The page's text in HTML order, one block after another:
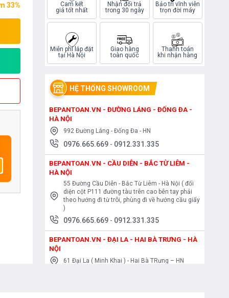
33%
Cam kết
giá tốt nhất
Nhận đổi trả
trong 30 ngày
Bảo trì vĩnh viễn
trọn đời máy
Miễn phí lắp đặt
tại Hà Nội
Giao hàng
toàn quốc
Thanh toán
khi nhận hàng
HỆ THỐNG SHOWROOM
BEPANTOAN.VN - ĐƯỜNG LÁNG - ĐỐNG ĐA -
HÀ NỘI
992 Đường Láng - Đống Đa - HN
0976.665.669 - 0912.331.335
BEPANTOAN.VN - CẦU DIỄN - BẮC TỪ LIÊM -
HÀ NỘI
55 Đường Cầu Diễn - Bắc Từ Liêm - Hà Nội ( đối
diện cột P111 đường tàu trên cao bên tay phải
theo hướng đi từ trôi, phùng đi về hướng cầu giấy
)
0976.665.669 - 0912.331.335
BEPANTOAN.VN - ĐẠI LA - HAI BÀ TRƯNG - HÀ
NỘI
61 Đại La ( Minh Khai ) - Hai Bà TRưng – HN